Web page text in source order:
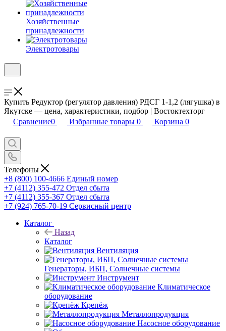
Хозяйственные
принадлежности
Электротовары
Купить Редуктор (регулятор давления) РДСГ 1-1,2 (лягушка) в
Якутске — цена, характеристики, подбор | Востоктехторг
Сравнение0 Избранные товары 0 Корзина 0
Телефоны
+8 (800) 100-4666 Единый номер
+7 (4112) 355-472 Отдел сбыта
+7 (4112) 355-367 Отдел сбыта
+7 (924) 765-70-19 Сервисный центр
Каталог
Назад
Каталог
Вентиляция
Генераторы, ИБП, Солнечные системы
Инструмент
Климатическое
оборудование
Крепёж
Металлопродукция
Насосное оборудование